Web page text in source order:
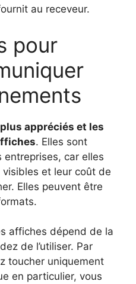
au receveur.
pour
appréciés et les
. Elles sont
car elles
et leur coût de
Elles peuvent être
affiches dépend de la
de l’utiliser. Par
toucher uniquement
en particulier, vous